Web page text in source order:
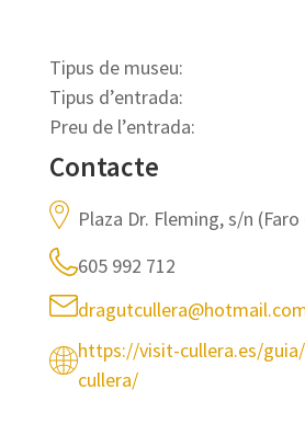
Tipus de museu:
Tipus d’entrada:
Preu de l’entrada:
Contacte
Plaza Dr. Fleming, s/n
605 992 712
https://visit-cullera.es/
cullera/